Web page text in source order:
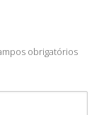
obrigatórios